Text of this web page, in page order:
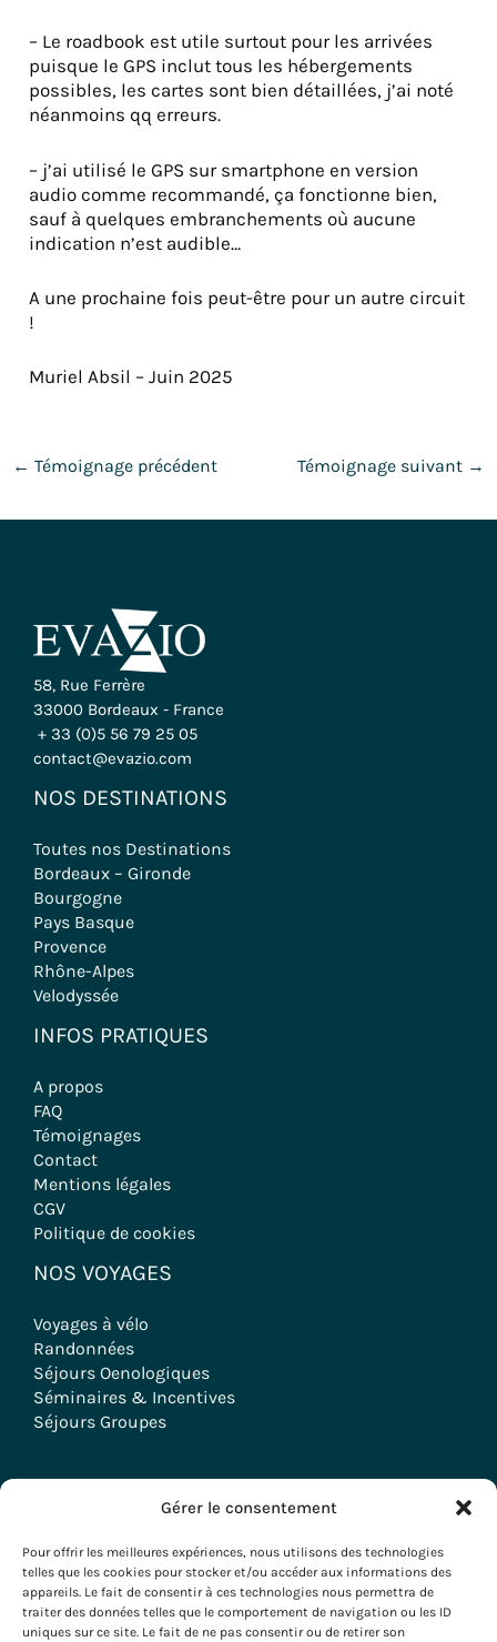
Gérer le consentement
Pour offrir les meilleures expériences, nous utilisons des technologies
telles que les cookies pour stocker et/ou accéder aux informations des
appareils. Le fait de consentir à ces technologies nous permettra de
traiter des données telles que le comportement de navigation ou les ID
uniques sur ce site. Le fait de ne pas consentir ou de retirer son
– Le roadbook est utile surtout pour les arrivées
puisque le GPS inclut tous les hébergements
possibles, les cartes sont bien détaillées, j’ai noté
néanmoins qq erreurs.
– j’ai utilisé le GPS sur smartphone en version
audio comme recommandé, ça fonctionne bien,
sauf à quelques embranchements où aucune
indication n’est audible…
A une prochaine fois peut-être pour un autre circuit
!
Muriel Absil – Juin 2025
← Témoignage précédent Témoignage suivant →
58, Rue Ferrère
33000 Bordeaux - France
+ 33 (0)5 56 79 25 05
contact@evazio.com
NOS DESTINATIONS
Toutes nos Destinations
Bordeaux – Gironde
Bourgogne
Pays Basque
Provence
Rhône-Alpes
Velodyssée
INFOS PRATIQUES
A propos
FAQ
Témoignages
Contact
Mentions légales
CGV
Politique de cookies
NOS VOYAGES
Voyages à vélo
Randonnées
Séjours Oenologiques
Séminaires & Incentives
Séjours Groupes